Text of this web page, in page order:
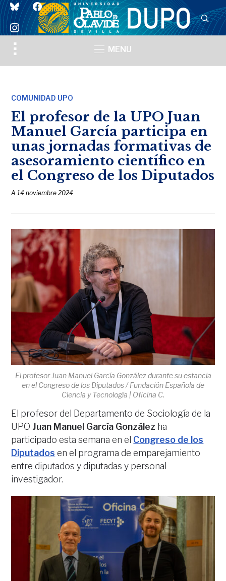
blueskyfacebook
instagram
Toggle
sidebar
MENU
COMUNIDAD UPO
El profesor de la UPO Juan
Manuel García participa en
unas jornadas formativas de
asesoramiento científico en
el Congreso de los Diputados
A14 noviembre 2024
El profesor Juan Manuel García González durante su estancia
en el Congreso de los Diputados / Fundación Española de
Ciencia y Tecnología | Oficina C.
El profesor del Departamento de Sociología de la
UPO Juan Manuel García González ha
participado esta semana en el Congreso de los
Diputados en el programa de emparejamiento
entre diputados y diputadas y personal
investigador.